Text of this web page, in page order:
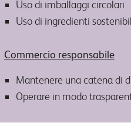
Uso di imballaggi circolari
Uso di ingredienti
Commercio responsabile
Mantenere una catena di
Operare in modo